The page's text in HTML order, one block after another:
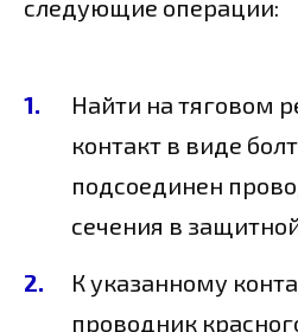
следующие операции:
Найти на тяговом
контакт в виде
подсоединен
сечения в
К указанному
проводник